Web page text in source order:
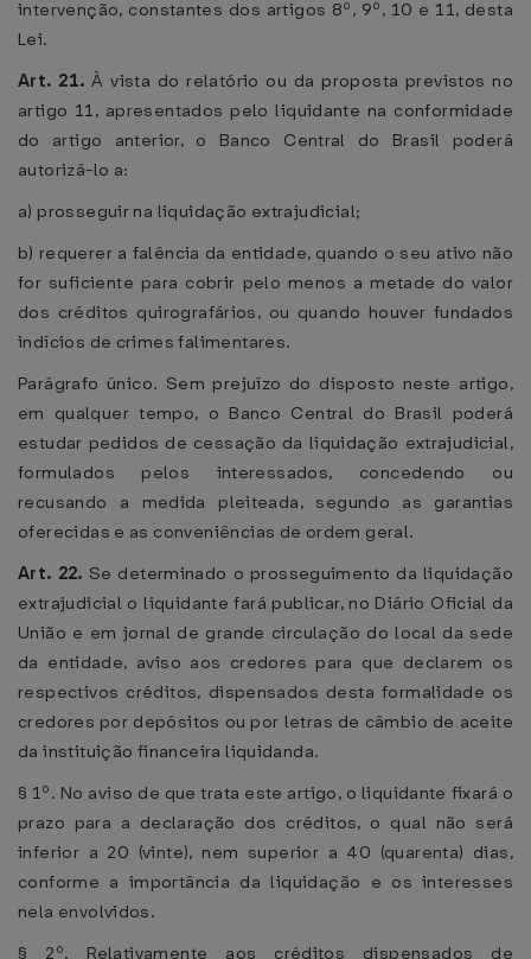
intervenção, constantes dos artigos 8º, 9º, 10 e 11, desta
Lei.
Art. 21.À vista do relatório ou da proposta previstos no
artigo 11, apresentados pelo liquidante na conformidade
do artigo anterior, o Banco Central do Brasil poderá
autorizá-lo a:
a) prosseguir na liquidação extrajudicial;
b) requerer a falência da entidade, quando o seu ativo não
for suficiente para cobrir pelo menos a metade do valor
dos créditos quirografários, ou quando houver fundados
indícios de crimes falimentares.
Parágrafo único. Sem prejuízo do disposto neste artigo,
em qualquer tempo, o Banco Central do Brasil poderá
estudar pedidos de cessação da liquidação extrajudicial,
formulados pelos interessados, concedendo ou
recusando a medida pleiteada, segundo as garantias
oferecidas e as conveniências de ordem geral.
Art. 22. Se determinado o prosseguimento da liquidação
extrajudicial o liquidante fará publicar, no Diário Oficial da
União e em jornal de grande circulação do local da sede
da entidade, aviso aos credores para que declarem os
respectivos créditos, dispensados desta formalidade os
credores por depósitos ou por letras de câmbio de aceite
da instituição financeira liquidanda.
§ 1º. No aviso de que trata este artigo, o liquidante fixará o
prazo para a declaração dos créditos, o qual não será
inferior a 20 (vinte), nem superior a 40 (quarenta) dias,
conforme a importância da liquidação e os interesses
nela envolvidos.
§ 2º. Relativamente aos créditos dispensados de